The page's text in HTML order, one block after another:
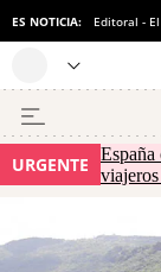
ES NOTICIA: Editoral -
URGENTE